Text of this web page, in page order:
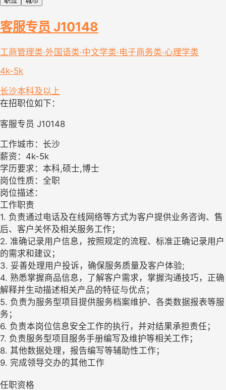
客服专员 J10148
工商管理类·外国语类·中文学类·电子商务类·心理学类
4k-5k
长沙本科及以上
在招职位如下：
客服专员 J10148
工作城市：长沙
薪资：4k-5k
学历要求：本科,硕士,博士
岗位性质：全职
岗位描述：
工作职责
1. 负责通过电话及在线网络等方式为客户提供业务咨询、售
后、客户关怀及相关服务工作；
2. 准确记录用户信息，按照规定的流程、标准正确记录用户
的需求和建议；
3. 妥善处理用户投诉，确保服务质量及客户体验;
4. 熟悉掌握商品信息，了解客户需求，掌握沟通技巧，正确
解释并生动描述相关产品的特征与优点；
5. 负责为服务型项目提供服务档案维护、各类数据报表等服
务；
6. 负责本岗位信息安全工作的执行，并对结果承担责任；
7. 负责服务型项目服务手册编写及维护等相关工作；
8. 其他数据处理，报告编写等辅助性工作；
9. 完成领导交办的其他工作
任职资格